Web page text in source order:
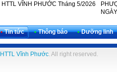
HTTL VĨNH PHƯỚC Tháng 5/2026
• Tin tức • Thông báo • Dưỡng linh
HTTL Vĩnh Phước. All right reserved.